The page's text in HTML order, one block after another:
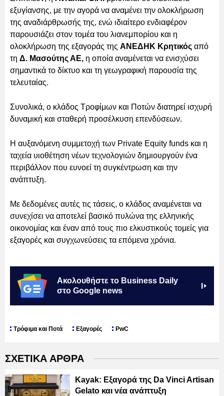
εξυγίανσης, με την αγορά να αναμένει την ολοκλήρωση
της αναδιάρθρωσής της, ενώ ιδιαίτερο ενδιαφέρον
παρουσιάζει στον τομέα του λιανεμπορίου και η
ολοκλήρωση της εξαγοράς της ΑΝΕΔΗΚ Κρητικός από
τη Δ. Μασούτης ΑΕ, η οποία αναμένεται να ενισχύσει
σημαντικά το δίκτυο και τη γεωγραφική παρουσία της
τελευταίας.
Συνολικά, ο κλάδος Τροφίμων και Ποτών διατηρεί ισχυρή
δυναμική και σταθερή προσέλκυση επενδύσεων.
Η αυξανόμενη συμμετοχή των Private Equity funds και η
ταχεία υιοθέτηση νέων τεχνολογιών δημιουργούν ένα
περιβάλλον που ευνοεί τη συγκέντρωση και την
ανάπτυξη.
Με δεδομένες αυτές τις τάσεις, ο κλάδος αναμένεται να
συνεχίσει να αποτελεί βασικό πυλώνα της ελληνικής
οικονομίας και έναν από τους πιο ελκυστικούς τομείς για
εξαγορές και συγχωνεύσεις τα επόμενα χρόνια.
Ακολουθήστε το Business Daily
στο Google news
Τρόφιμα και Ποτά Εξαγορές PwC
ΣΧΕΤΙΚΑ ΑΡΘΡΑ
Kayak: Εξαγορά της Da Vinci Artisan
Gelato και νέα ανάπτυξη